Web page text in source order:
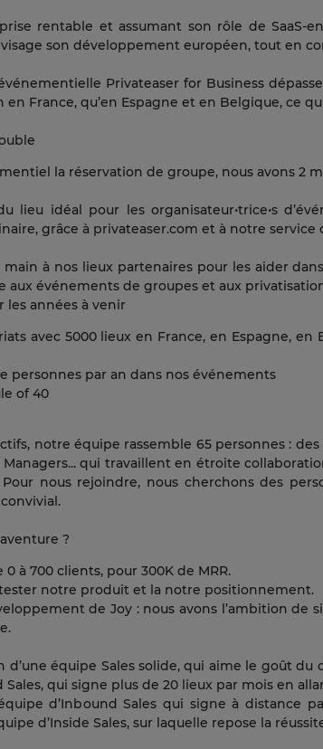
rentable et assumant son rôle de SaaS-
son développement européen, tout en
Privateaser for Business
en France, qu’en Espagne et en Belgique, ce
la réservation de groupe, nous avons 2
lieu idéal pour les organisateur•trice•s
grâce à privateaser.com et à notre service
à nos lieux partenaires pour les aider
aux événements de groupes et aux
les années à venir
avec 5000 lieux en France, en Espagne,
personnes par an dans nos événements
of 40
notre équipe rassemble 65 personnes :
Managers... qui travaillent en étroite
Pour nous rejoindre, nous cherchons des
?
0 à 700 clients, pour 300K de MRR.
tester notre produit et la notre positionnement.
de Joy : nous avons l’ambition de
d’une équipe Sales solide, qui aime le goût
qui signe plus de 20 lieux par mois en
d’Inbound Sales qui signe à
d’Inside Sales, sur laquelle repose la